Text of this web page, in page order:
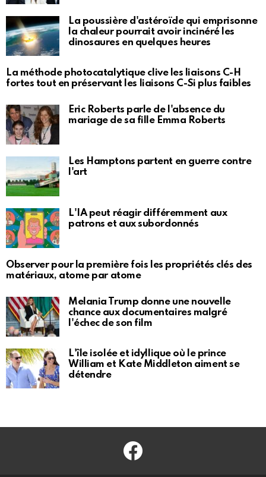
La poussière d'astéroïde qui emprisonne
la chaleur pourrait avoir incinéré les
dinosaures en quelques heures
La méthode photocatalytique clive les liaisons C-H
fortes tout en préservant les liaisons C-Si plus faibles
Eric Roberts parle de l'absence du
mariage de sa fille Emma Roberts
Les Hamptons partent en guerre contre
l'art
L'IA peut réagir différemment aux
patrons et aux subordonnés
Observer pour la première fois les propriétés clés des
matériaux, atome par atome
Melania Trump donne une nouvelle
chance aux documentaires malgré
l'échec de son film
L'île isolée et idyllique où le prince
William et Kate Middleton aiment se
détendre
Facebook